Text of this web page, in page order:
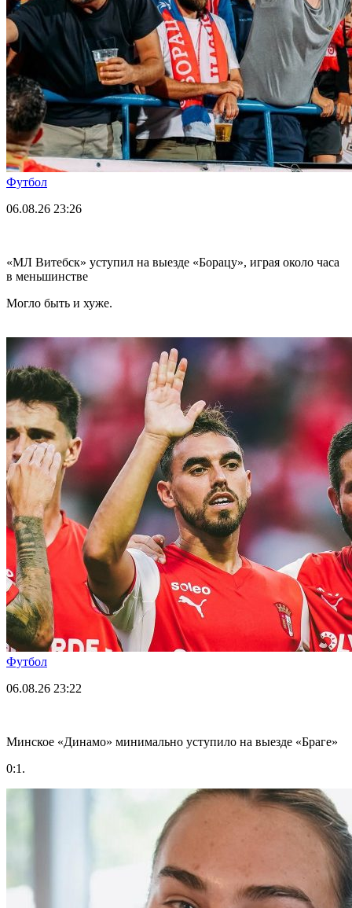
Футбол
06.08.26 23:26
«МЛ Витебск» уступил на выезде «Борацу», играя около часа
в меньшинстве
Могло быть и хуже.
Футбол
06.08.26 23:22
Минское «Динамо» минимально уступило на выезде «Браге»
0:1.